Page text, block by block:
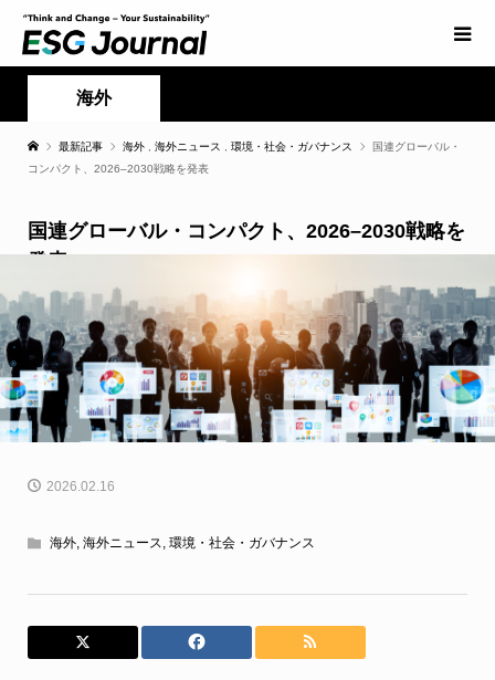
海外
最新記事 海外 海外ニュース 環境・社会・ガバナンス
国連グローバル・
コンパクト、2026–2030戦略を発表
国連グローバル・コンパクト、2026–2030戦略を
発表
2026.02.16
海外, 海外ニュース, 環境・社会・ガバナンス